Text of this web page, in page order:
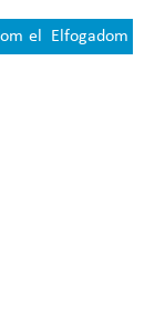
el Elfogadom